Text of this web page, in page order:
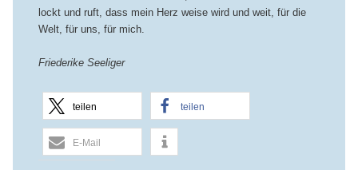
lockt und ruft, dass mein Herz weise wird und weit, für die
Welt, für uns, für mich.
Friederike Seeliger
teilen teilen
E-Mail